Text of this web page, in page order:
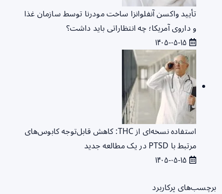
تأیید واکسن آنفلوانزا ساخت مودرنا توسط سازمان غذا
و داروی آمریکا؛ چه انتظاراتی باید داشت؟
استفاده نسخه‌ای از THC: کاهش قابل‌توجه کابوس‌های
مرتبط با PTSD در یک مطالعه جدید
برچسب‌های پرکاربرد